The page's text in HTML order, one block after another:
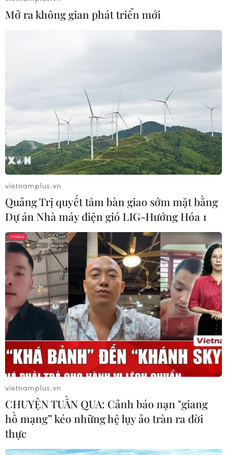
Đổi mới phương thức quản trị, đẩy
mạnh chuyển đổi số trong hoạt động
trách nhiệm trong hoạt động báo chí
21/07/2026 10:49
Quan hệ đặc biệt Việt Nam-Lào sẽ
mãi phát triển đi vào chiều sâu
20/07/2026 10:02
Xem thêm
CƠ QUAN CHỦ QUẢN: THÔNG TẤN XÃ VIỆT NAM
Tổng Biên tập: TRẦN TIẾN DUẨN
Phó Tổng Biên tập: NGUYỄN THỊ TÁM, KHÚC THANH
THỦY
Sở hữu trí tuệ
RSS
Hỗ trợ
Ngôn ngữ
TTXVN
Dịch vụ tin
Mở ra không gian phát triển mới
vietnamplus.vn
Quảng Trị quyết tâm bàn giao sớm mặt bằng
Dự án Nhà máy điện gió LIG-Hướng Hóa 1
vietnamplus.vn
CHUYỆN TUẦN QUA: Cảnh báo nạn "giang
hồ mạng” kéo những hệ lụy ảo tràn ra đời
thực